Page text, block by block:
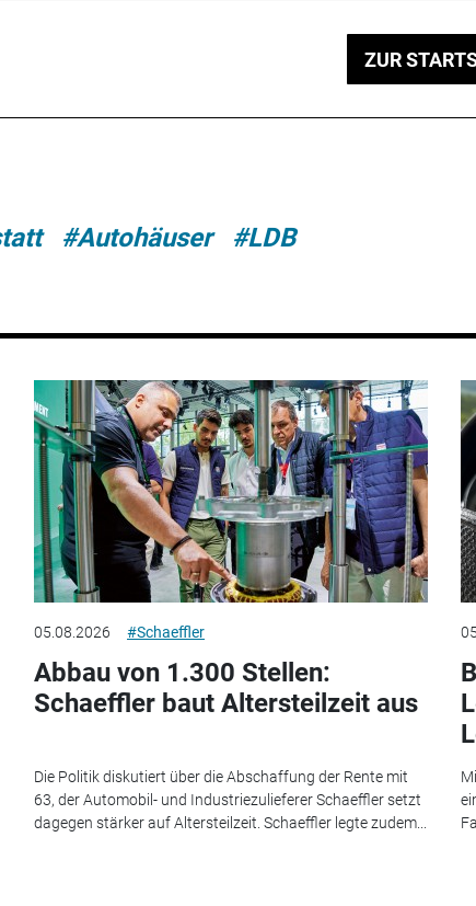
ZUR
#Autohäuser #LDB
05.08.2026 #Schaeffler
Abbau von 1.300 Stellen:
Schaeffler baut Altersteilzeit aus
Die Politik diskutiert über die Abschaffung der Rente mit
63, der Automobil- und Industriezulieferer Schaeffler setzt
dagegen stärker auf Altersteilzeit. Schaeffler legte zudem...